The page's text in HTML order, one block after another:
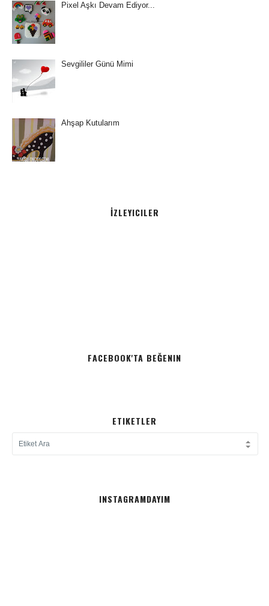
Pixel Aşkı Devam Ediyor...
Sevgililer Günü Mimi
Ahşap Kutularım
İZLEYICILER
FACEBOOK'TA BEĞENIN
ETIKETLER
INSTAGRAMDAYIM